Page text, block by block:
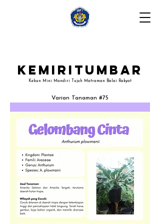
Kemiritumbar
Kebun Mini Mandiri Tujuh Matraman Balai Rakyat
Varian Tanaman #75